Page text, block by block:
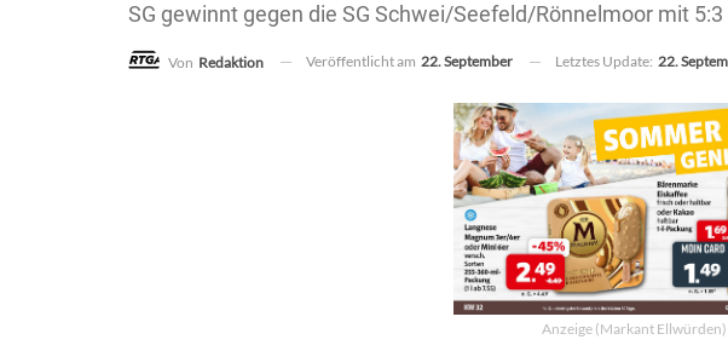
SG gewinnt gegen die SG Schwei/Seefeld/Rönnelmoor mit 5:3
Von Redaktion Veröffentlicht am 22. September Letztes Update: 22.
Anzeige (Markant Ellwürden)